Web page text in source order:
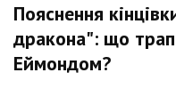
Пояснення
дракона": що
Еймондом?